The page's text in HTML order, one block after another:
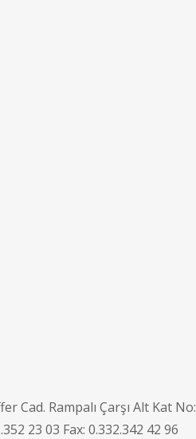
Cad. Rampalı Çarşı Alt Kat
23 03 Fax: 0.332.342 42 96